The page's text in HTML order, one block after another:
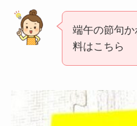
端午の節句
料はこちら